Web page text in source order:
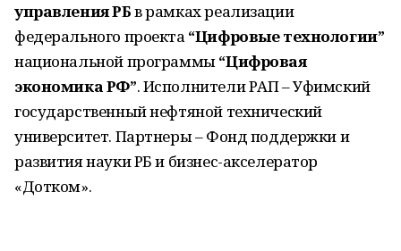
управления РБв рамках реализации
федерального проекта “Цифровые технологии”
национальной программы“Цифровая
экономика РФ”. Исполнители РАП – Уфимский
государственный нефтяной технический
университет. Партнеры – Фонд поддержки и
развития науки РБ и бизнес-акселератор
«Дотком».